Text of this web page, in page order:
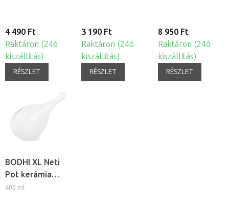
4 490 Ft
Raktáron (24ó
kiszállítás)
RÉSZLET
3 190 Ft
Raktáron (24ó
kiszállítás)
RÉSZLET
8 950 Ft
Raktáron (24ó
kiszállítás)
RÉSZLET
BODHI XL Neti
Pot kerámia
orrmosó kancsó
400 ml